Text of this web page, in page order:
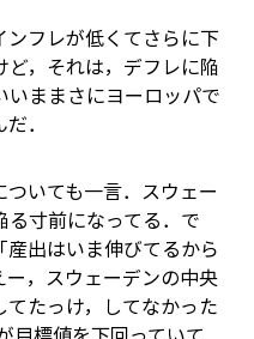
ンフレが低くてさらに下
，それは，デフレに陥
いままさにヨーロッパで
．
いても一言．スウェー
寸前になってる．で
出はいま伸びてるから
，スウェーデンの中央
たっけ，してなかった